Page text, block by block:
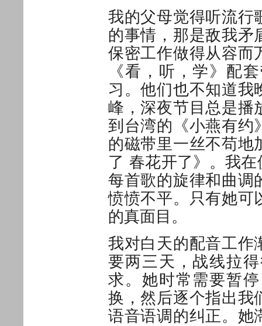
我的父母觉得听流行
的事情，那是敌我矛
保密工作做得从容而
《看，听，学》配
习。他们也不知道我
峰，深夜节目总是播
到台湾的《小燕有约
的磁带里一丝不苟地
了 春花开了》。我
每首歌的旋律和曲调
愤愤不平。只有她可
的真面目。
我对白天的配音工作
要两三天，战线拉
求。她时常需要暂
换，然后逐个指出我
语音语调的纠正。她